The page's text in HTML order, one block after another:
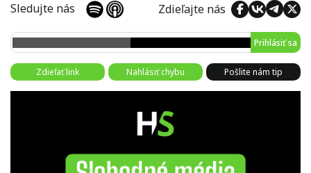
Sledujte nás Zdieľajte nás
Prihlásiť sa
Zdieľať link Nahlásiť chybu Pošlite nám tip